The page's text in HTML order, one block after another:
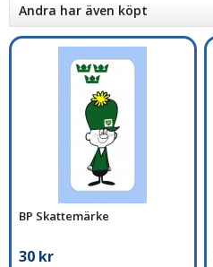
Andra har även köpt
BP Skattemärke
30 kr